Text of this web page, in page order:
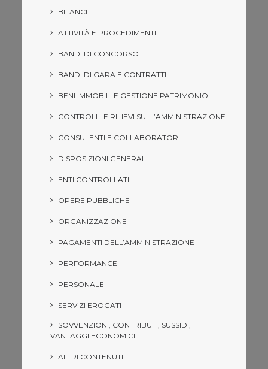
BILANCI
ATTIVITÀ E PROCEDIMENTI
BANDI DI CONCORSO
BANDI DI GARA E CONTRATTI
BENI IMMOBILI E GESTIONE PATRIMONIO
CONTROLLI E RILIEVI SULL’AMMINISTRAZIONE
CONSULENTI E COLLABORATORI
DISPOSIZIONI GENERALI
ENTI CONTROLLATI
OPERE PUBBLICHE
ORGANIZZAZIONE
PAGAMENTI DELL’AMMINISTRAZIONE
PERFORMANCE
PERSONALE
SERVIZI EROGATI
SOVVENZIONI, CONTRIBUTI, SUSSIDI,
VANTAGGI ECONOMICI
ALTRI CONTENUTI